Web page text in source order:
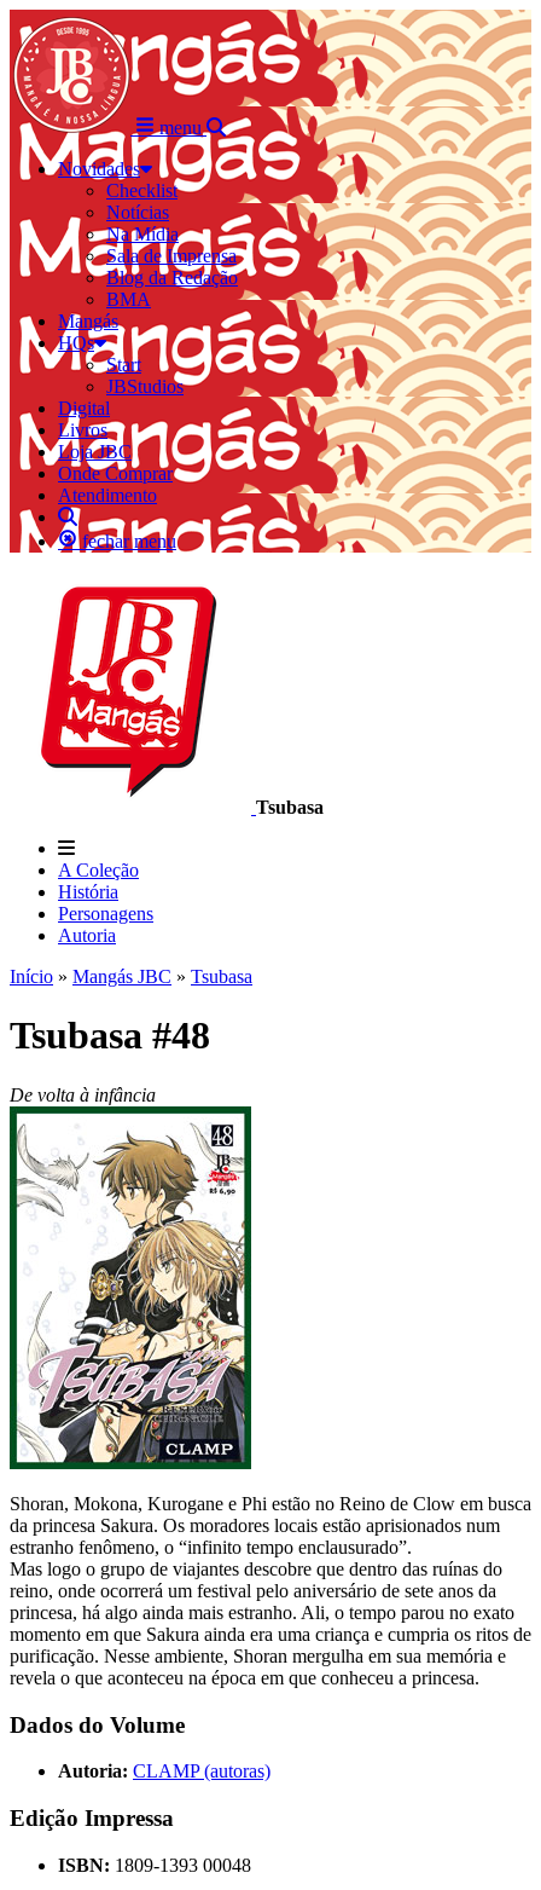
menu
Novidades
Checklist
Notícias
Na Mídia
Sala de Imprensa
Blog da Redação
BMA
Mangás
HQs
Start
JBStudios
Digital
Livros
Loja JBC
Onde Comprar
Atendimento
fechar menu
Tsubasa
A Coleção
História
Personagens
Autoria
Início » Mangás JBC » Tsubasa
Tsubasa #48
De volta à infância
Shoran, Mokona, Kurogane e Phi estão no Reino de Clow em busca
da princesa Sakura. Os moradores locais estão aprisionados num
estranho fenômeno, o “infinito tempo enclausurado”.
Mas logo o grupo de viajantes descobre que dentro das ruínas do
reino, onde ocorrerá um festival pelo aniversário de sete anos da
princesa, há algo ainda mais estranho. Ali, o tempo parou no exato
momento em que Sakura ainda era uma criança e cumpria os ritos de
purificação. Nesse ambiente, Shoran mergulha em sua memória e
revela o que aconteceu na época em que conheceu a princesa.
Dados do Volume
Autoria: CLAMP (autoras)
Edição Impressa
ISBN: 1809-1393 00048